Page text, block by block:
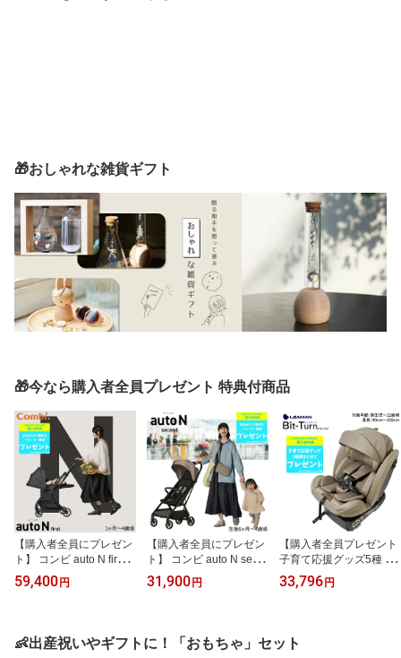
🎁おしゃれな雑貨ギフト
🎁今なら購入者全員プレゼント 特典付商品
【購入者全員にプレゼン
ト】 コンビ auto N first 1
ヶ月 から 4歳頃 オートエ
ヌ ファースト 赤ちゃん
両対面 自立 オートクロ
ーズ コンパクト エッグ
59,400円
【購入者全員にプレゼン
ト】 コンビ auto N seco
nd BQ 6ヶ月 から 4歳 オ
ートエヌ セカンド B型
男の子 女の子 ストロー
ラー 背面 自立 オートク
31,900円
【購入者全員プレゼント
子育て応援グッズ5種 特
典おまけ】 リーマン ビ
ットターン R129 新生児
軽量 チャイルドシート
リクライニング 回転タイ
33,796円
👶出産祝いやギフトに！「おもちゃ」セット